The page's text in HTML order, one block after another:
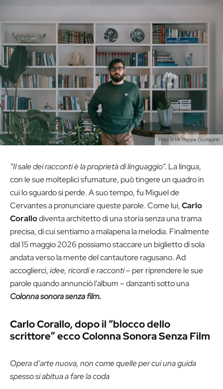
Foto di Mr. Peppe Occhipinti
“Il sale dei racconti è la proprietà di linguaggio”. La lingua,
con le sue molteplici sfumature, può tingere un quadro in
cui lo sguardo si perde. A suo tempo, fu Miguel de
Cervantes a pronunciare queste parole. Come lui,Carlo
Corallodiventa architetto di una storia senza una trama
precisa, di cui sentiamo a malapena la melodia. Finalmente
dal 15 maggio 2026 possiamo staccare un biglietto di sola
andata verso la mente del cantautore ragusano. Ad
accoglierci,idee, ricordi e racconti– per riprendere le sue
parole quando annunciò l’album – danzanti sotto una
Colonna sonora senza film.
Carlo Corallo, dopo il “blocco dello
scrittore” ecco Colonna Sonora Senza Film
Opera d’arte nuova, non come quelle per cui una guida
spesso si abitua a fare la coda